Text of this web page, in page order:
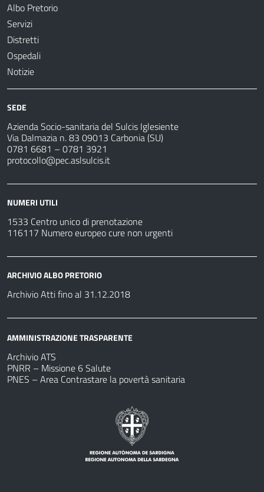
Albo Pretorio
Servizi
Distretti
Ospedali
Notizie
SEDE
Azienda Socio-sanitaria del Sulcis Iglesiente
Via Dalmazia n. 83 09013 Carbonia (SU)
0781 6681 – 0781 3921
protocollo@pec.aslsulcis.it
NUMERI UTILI
1533 Centro unico di prenotazione
116117 Numero europeo cure non urgenti
ARCHIVIO ALBO PRETORIO
Archivio Atti fino al 31.12.2018
AMMINISTRAZIONE TRASPARENTE
Archivio ATS
PNRR – Missione 6 Salute
PNES – Area Contrastare la povertà sanitaria